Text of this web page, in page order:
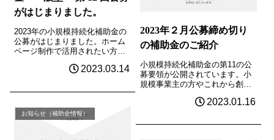
がはじまりました。
2023年の小規模持続化補助金の
公募がはじまりました。ホーム
ページ制作で活用されたい方は
ますので注意が必要です。補助
［賃金引上げ枠・卒業枠・後継
ス特...
2023.03.14
2023年２月公募締め切り
の補助金のご紹介
小規模持続化補助金の第11の公
募要領が公開されています。小
規模事業主の方やこれから創業
みて下さい。申請書類の受付締
日当日消印有効】事業支援計画
2023.01.16
お知らせ（補助金情報）